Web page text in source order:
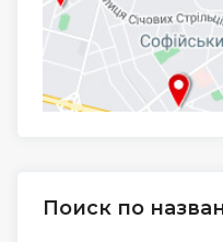
Поиск по